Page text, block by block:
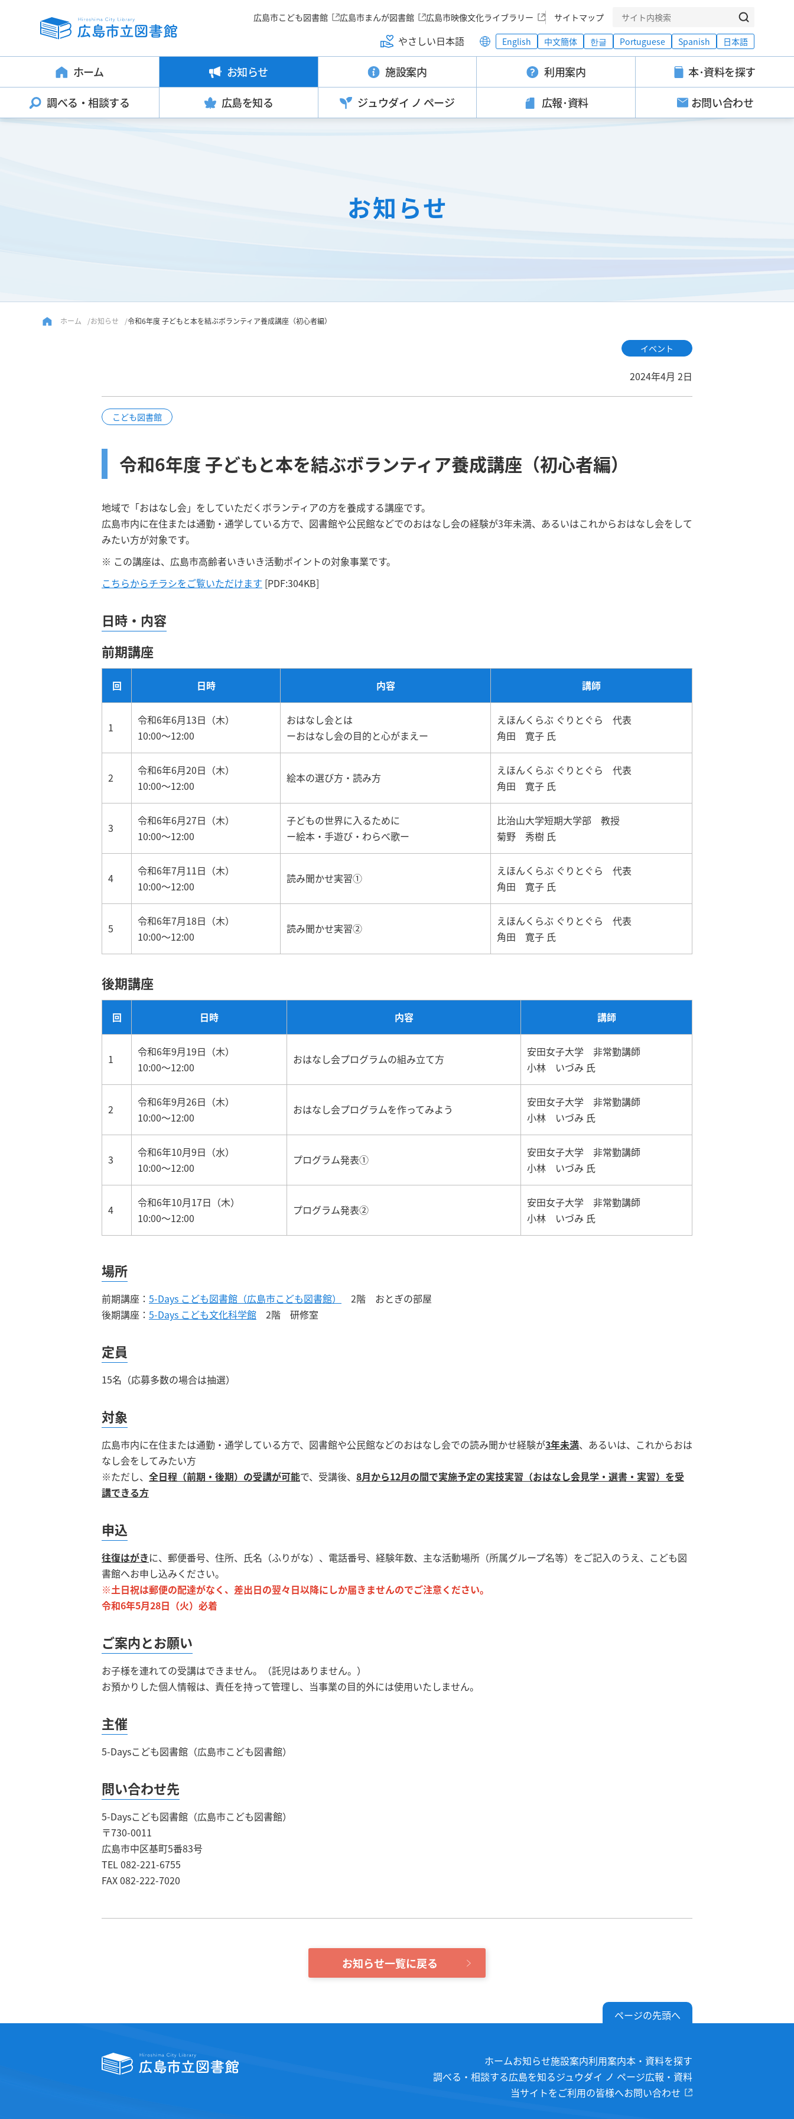
広島市こども図書館 広島市まんが図書館 広島市映像文化ライブラリー サイトマップ
やさしい日本語 English 中文簡体 한글 Portuguese Spanish 日本語
ホーム お知らせ 施設案内 利用案内
本･資料を探す
調べる・相談する 広島を知る ジュウダイ ノ ページ 広報･資料 お問い合わせ
お知らせ
ホーム お知らせ 令和6年度 子どもと本を結ぶボランティア養成講座（初心者編）
イベント
2024年4月 2日
こども図書館
令和6年度 子どもと本を結ぶボランティア養成講座（初心者編）
地域で「おはなし会」をしていただくボランティアの方を養成する講座です。
広島市内に在住または通勤・通学している方で、図書館や公民館などでのおはなし会の経験が3年未満、あるいはこれからおはなし会をして
みたい方が対象です。
※ この講座は、広島市高齢者いきいき活動ポイントの対象事業です。
こちらからチラシをご覧いただけます [PDF:304KB]
日時・内容
前期講座
回 日時 内容 講師
1
令和6年6月13日（木）
10:00～12:00
おはなし会とは
ーおはなし会の目的と心がまえー
えほんくらぶ ぐりとぐら 代表
角田 寛子 氏
2
令和6年6月20日（木）
10:00～12:00
絵本の選び方・読み方
えほんくらぶ ぐりとぐら 代表
角田 寛子 氏
3
令和6年6月27日（木）
10:00～12:00
子どもの世界に入るために
ー絵本・手遊び・わらべ歌ー
比治山大学短期大学部 教授
菊野 秀樹 氏
4
令和6年7月11日（木）
10:00～12:00
読み聞かせ実習①
えほんくらぶ ぐりとぐら 代表
角田 寛子 氏
5
令和6年7月18日（木）
10:00～12:00
読み聞かせ実習②
えほんくらぶ ぐりとぐら 代表
角田 寛子 氏
後期講座
回 日時 内容 講師
1
令和6年9月19日（木）
10:00～12:00
おはなし会プログラムの組み立て方
安田女子大学 非常勤講師
小林 いづみ 氏
2
令和6年9月26日（木）
10:00～12:00
おはなし会プログラムを作ってみよう
安田女子大学 非常勤講師
小林 いづみ 氏
3
令和6年10月9日（水）
10:00～12:00
プログラム発表①
安田女子大学 非常勤講師
小林 いづみ 氏
4
令和6年10月17日（木）
10:00～12:00
プログラム発表②
安田女子大学 非常勤講師
小林 いづみ 氏
場所
前期講座： 5-Days こども図書館（広島市こども図書館）
2階 おとぎの部屋
後期講座： 5-Days こども文化科学館 2階 研修室
定員
15名（応募多数の場合は抽選）
対象
広島市内に在住または通勤・通学している方で、図書館や公民館などのおはなし会での読み聞かせ経験が3年未満、あるいは、これからおは
なし会をしてみたい方
※ただし、 全日程（前期・後期）の受講が可能で、受講後、 8月から12月の間で実施予定の実技実習（おはなし会見学・選書・実習）を受
講できる方
申込
往復はがきに、郵便番号、住所、氏名（ふりがな）、電話番号、経験年数、主な活動場所（所属グループ名等）をご記入のうえ、こども図
書館へお申し込みください。
※土日祝は郵便の配達がなく、差出日の翌々日以降にしか届きませんのでご注意ください。
令和6年5月28日（火）必着
ご案内とお願い
お子様を連れての受講はできません。（託児はありません。）
お預かりした個人情報は、責任を持って管理し、当事業の目的外には使用いたしません。
主催
5-Daysこども図書館（広島市こども図書館）
問い合わせ先
5-Daysこども図書館（広島市こども図書館）
〒730-0011
広島市中区基町5番83号
TEL 082-221-6755
FAX 082-222-7020
お知らせ一覧に戻る
ページの先頭へ
ホームお知らせ施設案内利用案内本・資料を探す
調べる・相談する広島を知るジュウダイ ノ ページ広報・資料
当サイトをご利用の皆様へお問い合わせ